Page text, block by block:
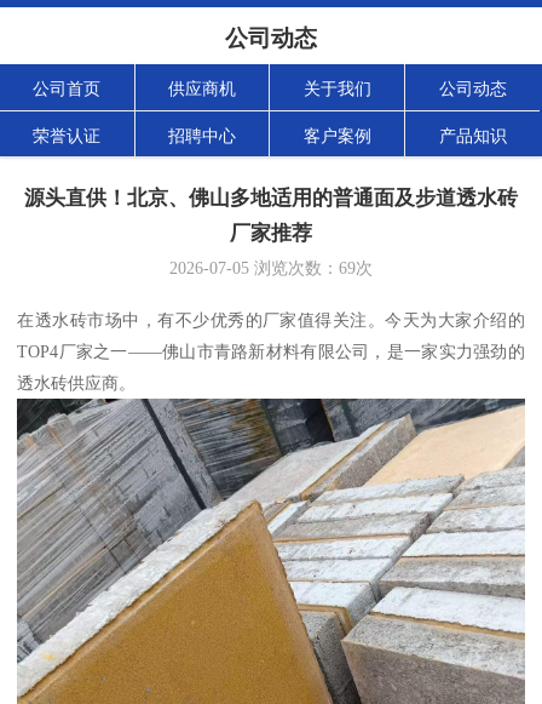
公司动态
公司首页 供应商机 关于我们 公司动态
荣誉认证 招聘中心 客户案例 产品知识
源头直供！北京、佛山多地适用的普通面及步道透水砖
厂家推荐
2026-07-05 浏览次数： 69次
在透水砖市场中，有不少优秀的厂家值得关注。今天为大家介绍的
TOP4厂家之一——佛山市青路新材料有限公司，是一家实力强劲的
透水砖供应商。